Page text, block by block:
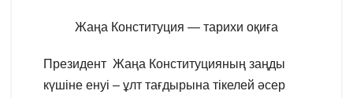
Жаңа Конституция — тарихи оқиға
Президент Жаңа Конституцияның заңды
күшіне енуі – ұлт тағдырына тікелей әсер